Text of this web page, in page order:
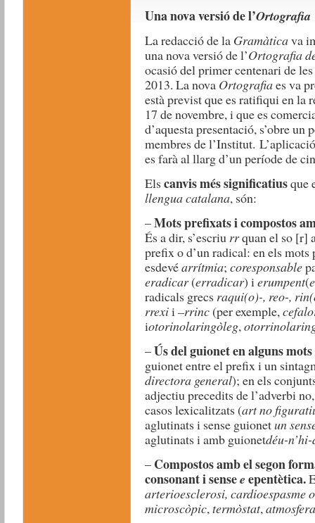
Una nova versió de l’Ortografia
La redacció de la Gramàticava
una nova versió de l’Ortografia
ocasió del primer centenari de
2013. La nova Ortografiaes va
està previst que es ratifiqui en la
17 de novembre, i que es
d’aquesta presentació, s’obre
membres de l’Institut.
es farà al llarg d’un període de
Elscanvis més significatiusque
llengua catalana, són:
–Mots prefixats i compostos
És a dir, s’escriu rrquan el so [r]
prefix o d’un radical: en els
esdevéarrítmia; coresponsable
eradicar(erradicar) ierumpent(
radicals grecs raqui(o)-, reo-,
rrexii–rrinc (per exemple,
iotorinolaringòleg,
–Ús del guionet en alguns
guionet entre el prefix i un
directora general); en els
adjectiu precedits de l’adverbi
casos lexicalitzats (art no
aglutinats i sense guionetun
aglutinats i amb guionetdéu-
–Compostos amb el segon
consonant i sensee epentètica.
arterioesclerosi, cardioespasme
microscòpic,termòstat,atmosfera